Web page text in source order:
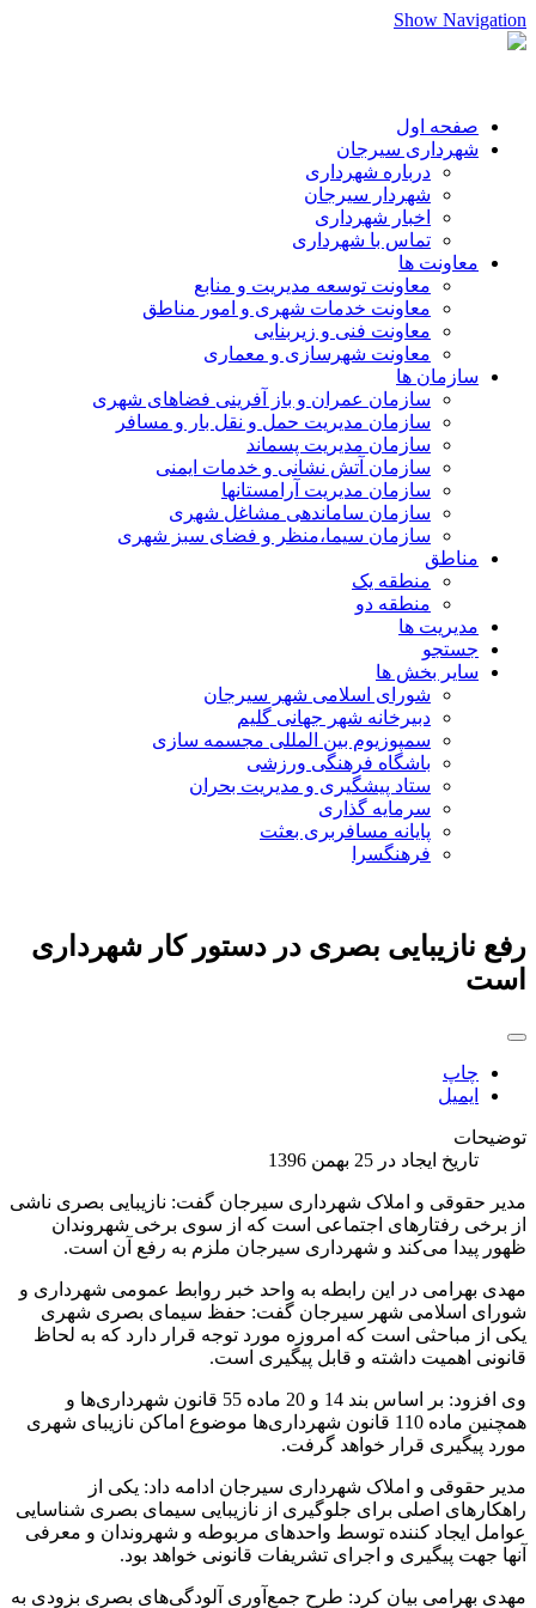
Show Navigation
صفحه اول
شهرداری سیرجان
درباره شهرداری
شهردار سیرجان
اخبار شهرداری
تماس با شهرداری
معاونت ها
معاونت توسعه مدیریت و منابع
معاونت خدمات شهری و امور مناطق
معاونت فنی و زیربنایی
معاونت شهرسازی و معماری
سازمان ها
سازمان عمران و باز آفرینی فضاهای شهری
سازمان مدیریت حمل و نقل بار و مسافر
سازمان مدیریت پسماند
سازمان آتش نشانی و خدمات ایمنی
سازمان مدیریت آرامستانها
سازمان ساماندهی مشاغل شهری
سازمان سیما،منظر و فضای سبز شهری
مناطق
منطقه یک
منطقه دو
مدیریت ها
جستجو
سایر بخش ها
شورای اسلامی شهر سیرجان
دبیرخانه شهر جهانی گلیم
سمپوزیوم بین المللی مجسمه سازی
باشگاه فرهنگی ورزشی
ستاد پیشگیری و مدیریت بحران
سرمایه گذاری
پایانه مسافربری بعثت
فرهنگسرا
رفع نازیبایی بصری در دستور کار شهرداری
است
چاپ
ایمیل
توضیحات
تاریخ ایجاد در 25 بهمن 1396
مدیر حقوقی و املاک شهرداری سیرجان گفت: نازیبایی بصری ناشی
از برخی رفتارهای اجتماعی است که از سوی برخی شهروندان
ظهور پیدا می‌کند و شهرداری سیرجان ملزم به رفع آن است.
مهدی بهرامی در این رابطه به واحد خبر روابط عمومی شهرداری و
شورای اسلامی شهر سیرجان گفت: حفظ سیمای بصری شهری
یکی از مباحثی است که امروزه مورد توجه قرار دارد که به لحاظ
قانونی اهمیت داشته و قابل پیگیری است.
وی افزود: بر اساس بند 14 و 20 ماده 55 قانون شهرداری‌ها و
همچنین ماده 110 قانون شهرداری‌ها موضوع اماکن نازیبای شهری
مورد پیگیری قرار خواهد گرفت.
مدیر حقوقی و املاک شهرداری سیرجان ادامه داد: یکی از
راهکارهای اصلی برای جلوگیری از نازیبایی سیمای بصری شناسایی
عوامل ایجاد کننده توسط واحدهای مربوطه و شهروندان و معرفی
آنها جهت پیگیری و اجرای تشریفات قانونی خواهد بود.
مهدی بهرامی بیان کرد: طرح جمع‌آوری آلودگی‌های بصری بزودی به